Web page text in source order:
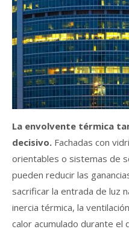
La envolvente térmica
decisivo. Fachadas con
orientables o sistemas de
pueden reducir las
sacrificar la entrada de luz
inercia térmica, la
calor acumulado durante el